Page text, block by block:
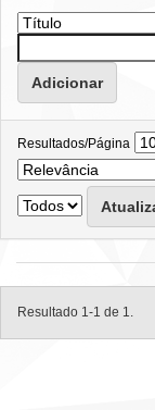
Resultados/Página
Resultado 1-1 de 1.